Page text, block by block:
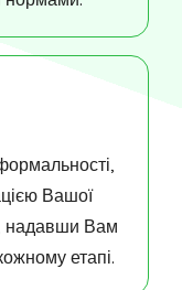
Вашої
надавши Вам
етапі.